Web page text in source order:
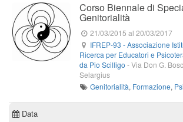
Corso Biennale di
Genitorialità
21/03/2015 al 20/03/2017
IFREP-93 - Associazione
Ricerca per Educatori e
da Pio Scilligo -Via Don G.
Selargius
Genitorialità, Formazione,
Data